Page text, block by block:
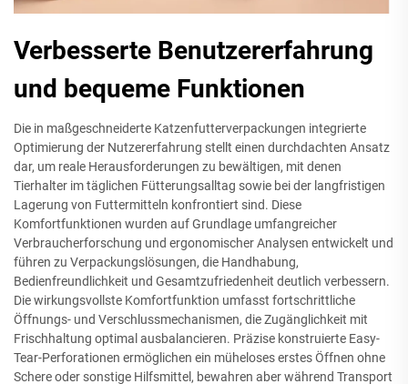
Verbesserte Benutzererfahrung
und bequeme Funktionen
Die in maßgeschneiderte Katzenfutterverpackungen integrierte
Optimierung der Nutzererfahrung stellt einen durchdachten Ansatz
dar, um reale Herausforderungen zu bewältigen, mit denen
Tierhalter im täglichen Fütterungsalltag sowie bei der langfristigen
Lagerung von Futtermitteln konfrontiert sind. Diese
Komfortfunktionen wurden auf Grundlage umfangreicher
Verbraucherforschung und ergonomischer Analysen entwickelt und
führen zu Verpackungslösungen, die Handhabung,
Bedienfreundlichkeit und Gesamtzufriedenheit deutlich verbessern.
Die wirkungsvollste Komfortfunktion umfasst fortschrittliche
Öffnungs- und Verschlussmechanismen, die Zugänglichkeit mit
Frischhaltung optimal ausbalancieren. Präzise konstruierte Easy-
Tear-Perforationen ermöglichen ein müheloses erstes Öffnen ohne
Schere oder sonstige Hilfsmittel, bewahren aber während Transport